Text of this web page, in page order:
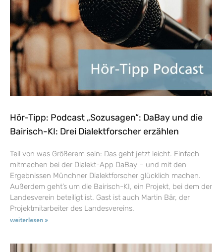
Hör-Tipp: Podcast „Sozusagen“: DaBay und die
Bairisch-KI: Drei Dialektforscher erzählen
Teil von was Größerem sein: Das geht jetzt leicht. Einfach
mitmachen bei der Dialekt-App DaBay – und mit den
Ergebnissen Münchner Dialektforscher glücklich machen.
Außerdem geht’s um die Bairisch-KI, ein Projekt, bei dem der
Landesverein beteiligt ist. Gast ist auch Martin Bär, der
Projektmitarbeiter des Landesvereins.
weiterlesen »